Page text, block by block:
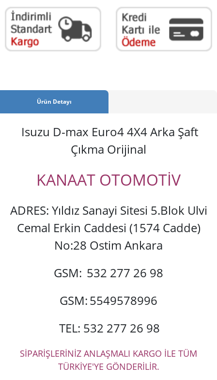
Ürün Detayı
Isuzu D-max Euro4 4X4 Arka Şaft
Çıkma Orijinal
KANAAT OTOMOTİV
ADRES: Yıldız Sanayi Sitesi 5.Blok Ulvi
Cemal Erkin Caddesi (1574 Cadde)
No:28 Ostim Ankara
GSM: 532 277 26 98
GSM:5549578996
TEL: 532 277 26 98
SİPARİŞLERİNİZ ANLAŞMALI KARGO İLE TÜM
TÜRKİYE'YE GÖNDERİLİR.